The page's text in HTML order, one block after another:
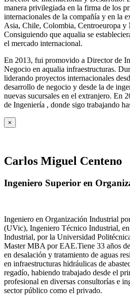
manera privilegiada en la firma de los
internacionales de la compañía y en la
Asia, Chile, Colombia, Centroeuropa y
Consiguiendo que aqualia se
el mercado internacional.
En 2013, fui promovido a Director de
Negocio en aqualia infraestructuras.
liderando proyectos internacionales
desarrollo de negocio y desde la de
nuevas sucursales en el extranjero. En
de Ingeniería , donde sigo trabajando
×
Carlos Miguel Centeno
Ingeniero Superior en
Ingeniero en Organización Industrial
(UVic), Ingeniero Técnico Industrial,
Industrial, por la Universidad
Master MBA por EAE.Tiene 33 años
en desalación y tratamiento de aguas
en infraestructuras hidráulicas de
regadío, habiendo trabajado desde el
profesional en diversas consultorías e
sector público como el privado.